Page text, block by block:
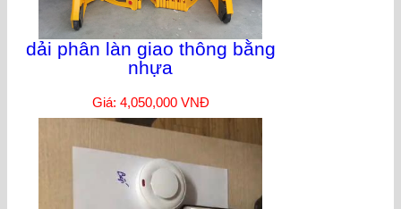
dải phân làn giao thông bằng
nhựa
Giá: 4,050,000 VNĐ